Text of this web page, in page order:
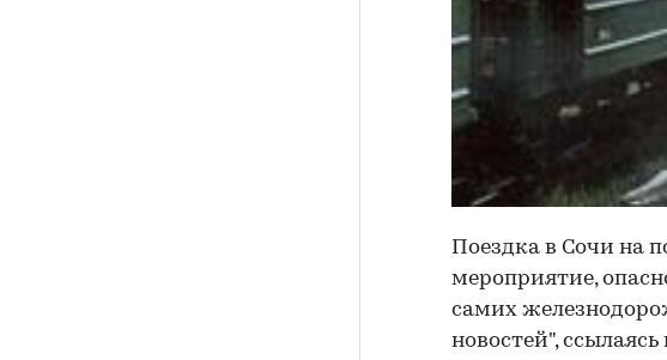
Поездка в Сочи на
мероприятие,
самих
новостей",